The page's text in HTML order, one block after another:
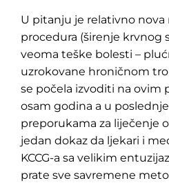
U pitanju je relativno nova
procedura (širenje krvnog
veoma teške bolesti –
uzrokovane hroničnom
se počela izvoditi na ovim
osam godina a u
preporukama za liječenje
jedan dokaz da ljekari i
KCCG-a sa velikim
prate sve savremene